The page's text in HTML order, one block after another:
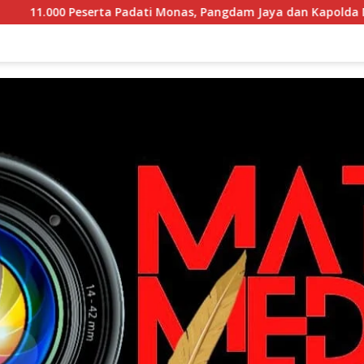
Padati Monas, Pangdam Jaya dan Kapolda Metro Jaya